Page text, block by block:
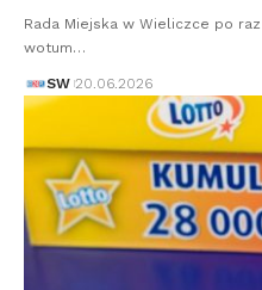
Rada Miejska w Wieliczce po
wotum…
SW 20.06.2026